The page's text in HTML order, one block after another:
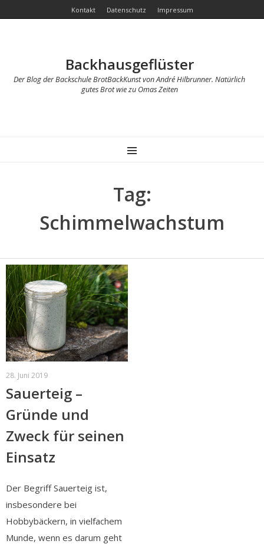
Kontakt Datenschutz Impressum
Backhausgeflüster
Der Blog der Backschule BrotBackKunst von André Hilbrunner. Natürlich
gutes Brot wie zu Omas Zeiten
MENU
Tag:
Schimmelwachstum
28. Juni 2019
Sauerteig –
Gründe und
Zweck für seinen
Einsatz
Der Begriff Sauerteig ist,
insbesondere bei
Hobbybäckern, in vielfachem
Munde, wenn es darum geht